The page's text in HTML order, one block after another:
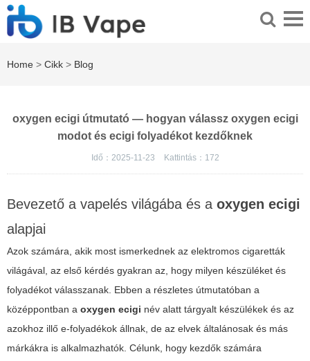
Home > Cikk > Blog
oxygen ecigi útmutató — hogyan válassz oxygen ecigi
modot és ecigi folyadékot kezdőknek
Idő：2025-11-23 Kattintás： 172
Bevezető a vapelés világába és a oxygen ecigi
alapjai
Azok számára, akik most ismerkednek az elektromos cigaretták
világával, az első kérdés gyakran az, hogy milyen készüléket és
folyadékot válasszanak. Ebben a részletes útmutatóban a
középpontban a oxygen ecigi név alatt tárgyalt készülékek és az
azokhoz illő e-folyadékok állnak, de az elvek általánosak és más
márkákra is alkalmazhatók. Célunk, hogy kezdők számára